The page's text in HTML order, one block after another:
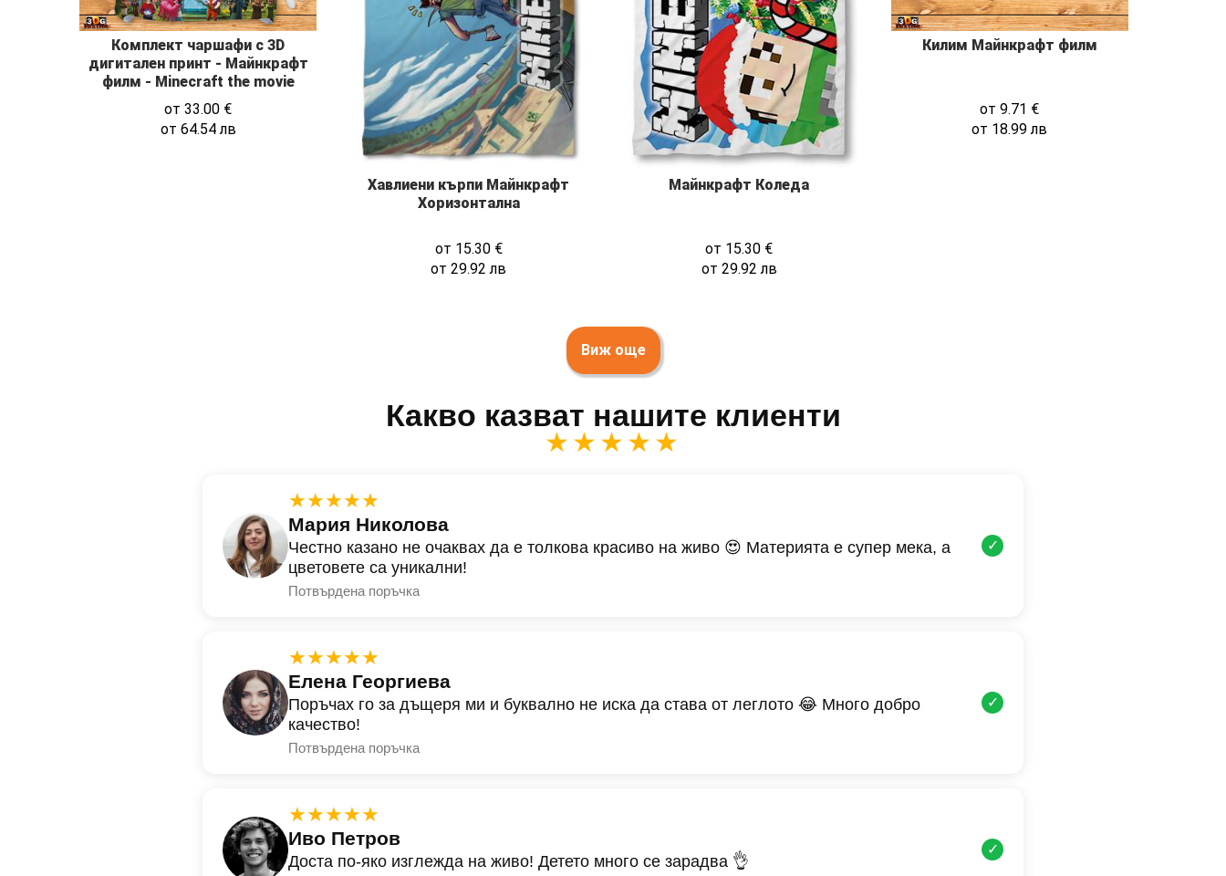
Комплект чаршафи с 3D
дигитален принт - Майнкрафт
филм - Minecraft the movie
от33.00 €
от 64.54лв
Хавлиени кърпи Майнкрафт
Хоризонтална
от 15.30 €
от29.92лв
Майнкрафт Коледа
от 15.30 €
от 29.92лв
Килим Майнкрафт филм
от9.71 €
от 18.99лв
Виж още
Какво казват нашите клиенти
★★★★★
★★★★★
Мария Николова
Честно казано не очаквах да е толкова красиво на живо 😍 Материята е супер мека, а
цветовете са уникални!
Потвърдена поръчка
✓
★★★★★
Елена Георгиева
Поръчах го за дъщеря ми и буквално не иска да става от леглото 😂 Много добро
качество!
Потвърдена поръчка
✓
★★★★★
Иво Петров
Доста по-яко изглежда на живо! Детето много се зарадва 👌
✓